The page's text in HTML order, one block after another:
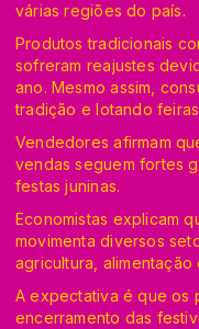
várias regiões do país.
Produtos tradicionais
sofreram reajustes
ano. Mesmo assim,
tradição e lotando
Vendedores afirmam
vendas seguem fortes
festas juninas.
Economistas explicam
movimenta diversos
agricultura, alimentação
A expectativa é que os
encerramento das